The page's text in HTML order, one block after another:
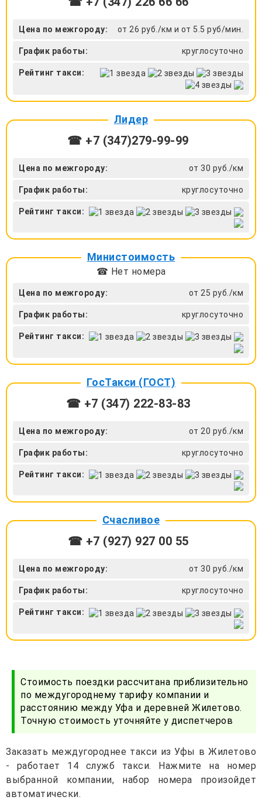
Цена по межгороду: от 26 руб./км и от 5.5 руб/мин.
График работы: круглосуточно
Рейтинг такси:
Лидер
☎ +7 (347)279-99-99
Цена по межгороду: от 30 руб./км
График работы: круглосуточно
Рейтинг такси:
Министоимость
☎ Нет номера
Цена по межгороду: от 25 руб./км
График работы: круглосуточно
Рейтинг такси:
ГосТакси (ГОСТ)
☎ +7 (347) 222-83-83
Цена по межгороду: от 20 руб./км
График работы: круглосуточно
Рейтинг такси:
Счасливое
☎ +7 (927) 927 00 55
Цена по межгороду: от 30 руб./км
График работы: круглосуточно
Рейтинг такси:
Стоимость поездки рассчитана приблизительно
по междугороднему тарифу компании и
расстоянию между Уфа и деревней Жилетово.
Точную стоимость уточняйте у диспетчеров
Заказать междугороднее такси из Уфы в Жилетово
- работает 14 служб такси. Нажмите на номер
выбранной компании, набор номера произойдет
автоматически.